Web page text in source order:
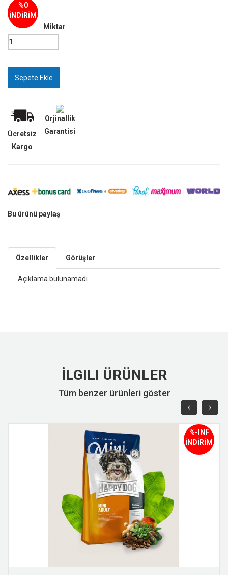
%0
İNDİRİM
Miktar
Ücretsiz
Kargo
Orjinallik
Garantisi
Bu ürünü paylaş
Özellikler Görüşler
Açıklama bulunamadı
İLGILI ÜRÜNLER
Tüm benzer ürünleri göster
%-INF
İNDİRİM